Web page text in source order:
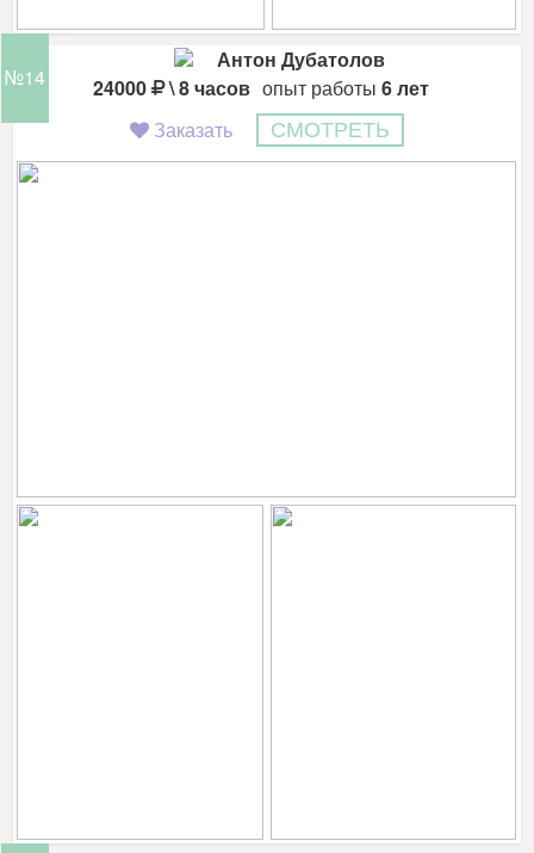
№14
Антон Дубатолов
24000
\ 8 часов опыт работы 6 лет
Заказать
СМОТРЕТЬ